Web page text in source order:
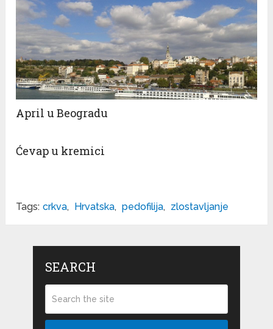
April u Beogradu
Ćevap u kremici
Tags: crkva, Hrvatska, pedofilija, zlostavljanje
SEARCH